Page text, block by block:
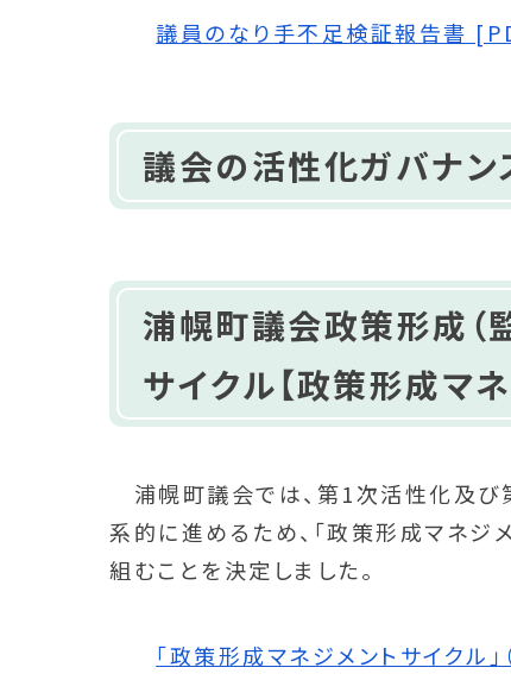
議員のなり手不足検証報告書
議会の活性化ガバナン
浦幌町議会政策形成（
サイクル【政策形成マ
浦幌町議会では、第1次活性化及び
系的に進めるため、「政策形成マネジ
組むことを決定しました。
「政策形成マネジメントサイクル